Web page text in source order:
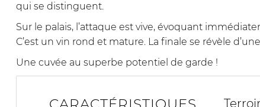
qui se distinguent.
Sur le palais, l’attaque est vive, évoquant
C’est un vin rond et mature. La finale se révèle
Une cuvée au superbe potentiel de garde !